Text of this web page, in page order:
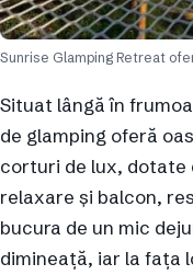
Sunrise Glamping Retreat
Situat lângă în
de glamping oferă
corturi de lux, dotate
relaxare și balcon,
bucura de un mic
dimineață, iar la fața